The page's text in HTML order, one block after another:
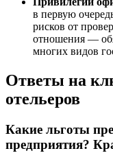
в первую
рисков от
отношения —
многих видов
Ответы на
отельеров
Какие льготы
предприятия?